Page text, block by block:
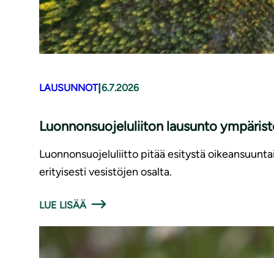
LAUSUNNOT| 6.7.2026
Luonnonsuojeluliiton lausunto
Luonnonsuojeluliitto pitää esitystä
erityisesti vesistöjen osalta.
LUE LISÄÄ